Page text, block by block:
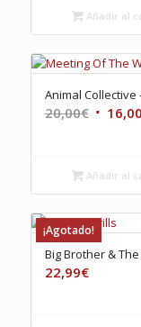
Añadir al
Animal Collective
20,00€ El
era:
20,00€.
16,00
Añadir al
¡Agotado!
Big Brother &
22,99€